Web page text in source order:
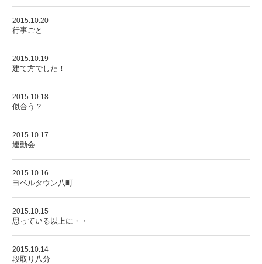
2015.10.20
行事ごと
2015.10.19
建て方でした！
2015.10.18
似合う？
2015.10.17
運動会
2015.10.16
ヨベルタウン八町
2015.10.15
思っている以上に・・
2015.10.14
段取り八分